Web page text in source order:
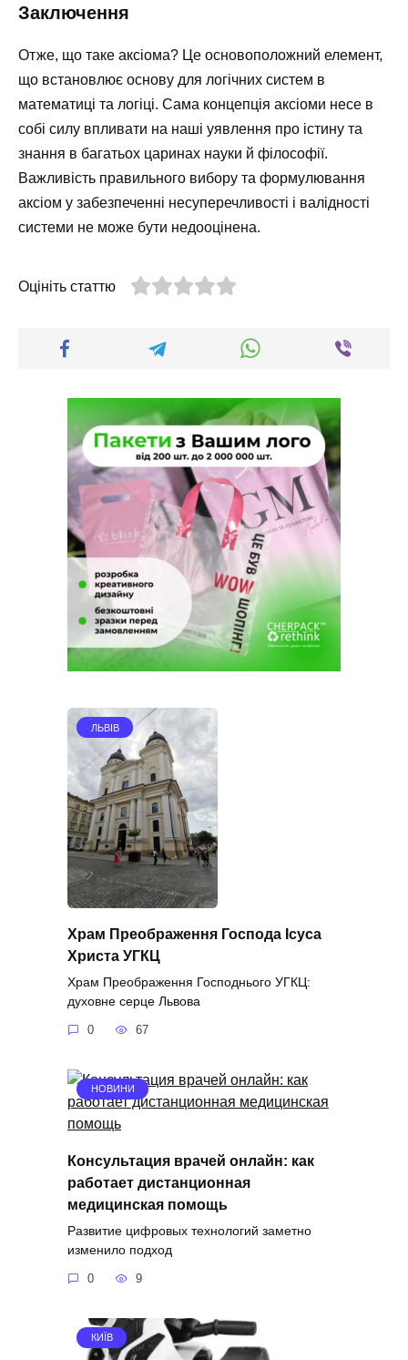
Заключення
Отже, що таке аксіома? Це основоположний елемент,
що встановлює основу для логічних систем в
математиці та логіці. Сама концепція аксіоми несе в
собі силу впливати на наші уявлення про істину та
знання в багатьох царинах науки й філософії.
Важливість правильного вибору та формулювання
аксіом у забезпеченні несуперечливості і валідності
системи не може бути недооцінена.
Оцініть статтю
ЛЬВІВ
Храм Преображення Господа Ісуса
Христа УГКЦ
Храм Преображення Господнього УГКЦ:
духовне серце Львова
0 67
НОВИНИ
Консультация врачей онлайн: как
работает дистанционная
медицинская помощь
Развитие цифровых технологий заметно
изменило подход
0 9
КИЇВ